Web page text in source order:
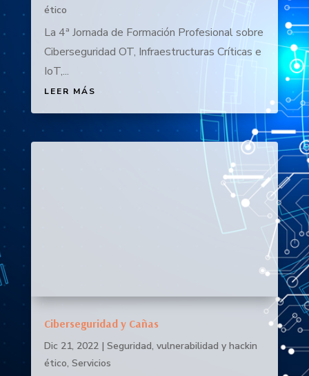
ético
La 4ª Jornada de Formación Profesional sobre
Ciberseguridad OT, Infraestructuras Críticas e
IoT,...
LEER MÁS
Ciberseguridad y Cañas
Dic 21, 2022| Seguridad, vulnerabilidad y hackin
ético, Servicios